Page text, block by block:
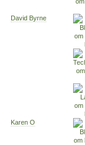
David Byrne
Karen O